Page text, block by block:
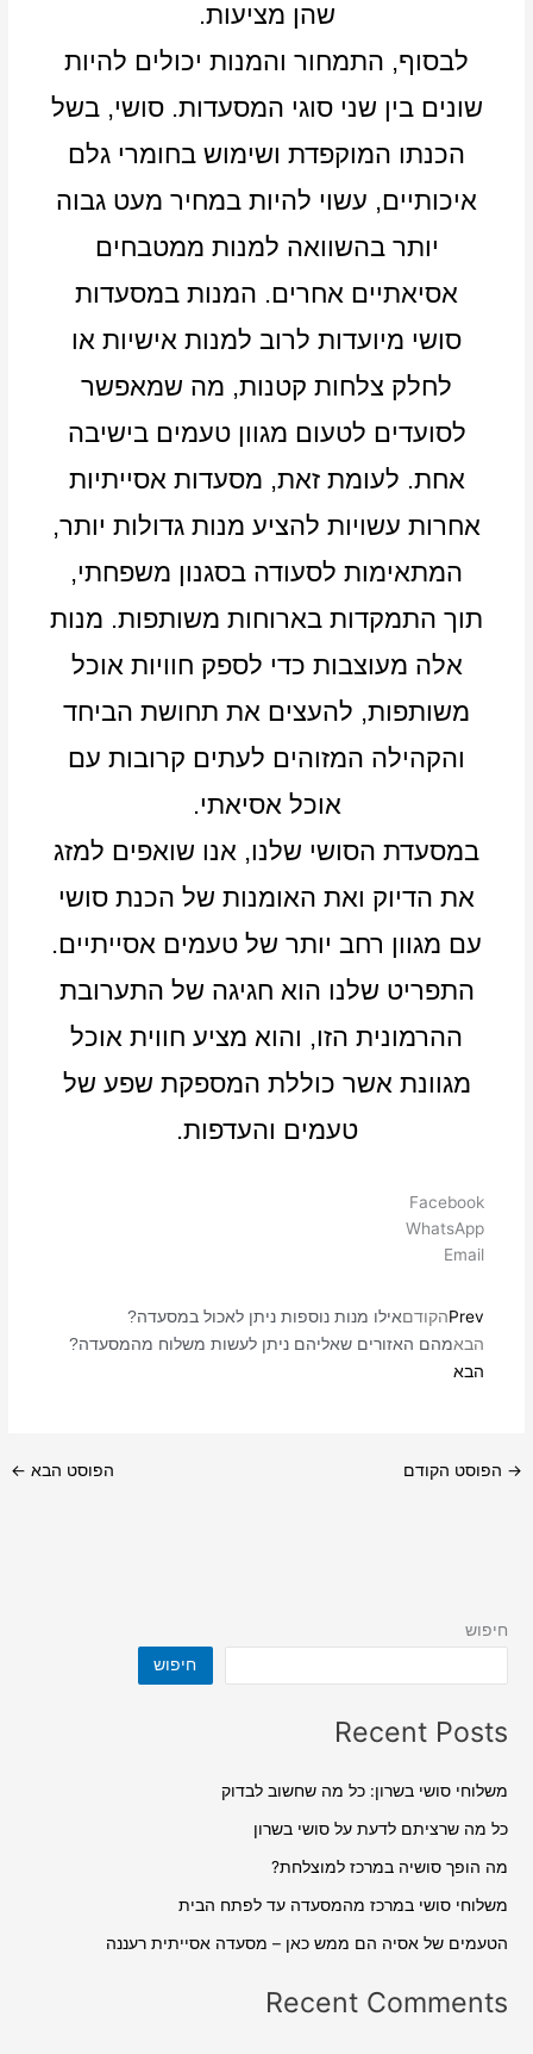
שהן מציעות.
לבסוף, התמחור והמנות יכולים להיות
שונים בין שני סוגי המסעדות. סושי, בשל
הכנתו המוקפדת ושימוש בחומרי גלם
איכותיים, עשוי להיות במחיר מעט גבוה
יותר בהשוואה למנות ממטבחים
אסיאתיים אחרים. המנות במסעדות
סושי מיועדות לרוב למנות אישיות או
לחלק צלחות קטנות, מה שמאפשר
לסועדים לטעום מגוון טעמים בישיבה
אחת. לעומת זאת, מסעדות אסייתיות
אחרות עשויות להציע מנות גדולות יותר,
המתאימות לסעודה בסגנון משפחתי,
תוך התמקדות בארוחות משותפות. מנות
אלה מעוצבות כדי לספק חוויות אוכל
משותפות, להעצים את תחושת הביחד
והקהילה המזוהים לעתים קרובות עם
אוכל אסיאתי.
במסעדת הסושי שלנו, אנו שואפים למזג
את הדיוק ואת האומנות של הכנת סושי
עם מגוון רחב יותר של טעמים אסייתיים.
התפריט שלנו הוא חגיגה של התערובת
ההרמונית הזו, והוא מציע חווית אוכל
מגוונת אשר כוללת המספקת שפע של
טעמים והעדפות.
Facebook
WhatsApp
Email
Prevהקודםאילו מנות נוספות ניתן לאכול במסעדה?
הבאמהם האזורים שאליהם ניתן לעשות משלוח מהמסעדה?
הבא
→ הפוסט הקודם הפוסט הבא ←
חיפוש
חיפוש
Recent Posts
משלוחי סושי בשרון: כל מה שחשוב לבדוק
כל מה שרציתם לדעת על סושי בשרון
מה הופך סושיה במרכז למוצלחת?
משלוחי סושי במרכז מהמסעדה עד לפתח הבית
הטעמים של אסיה הם ממש כאן – מסעדה אסייתית רעננה
Recent Comments